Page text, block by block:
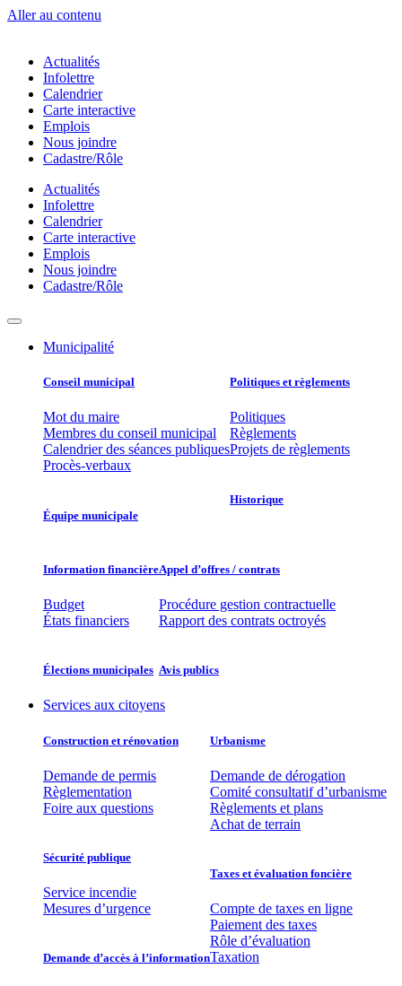
Aller au contenu
Actualités
Infolettre
Calendrier
Carte interactive
Emplois
Nous joindre
Cadastre/Rôle
Actualités
Infolettre
Calendrier
Carte interactive
Emplois
Nous joindre
Cadastre/Rôle
Municipalité
Conseil municipal​
Mot du maire
Membres du conseil municipal
Calendrier des séances publiques
Procès-verbaux
Équipe municipale​
Politiques et règlements​
Politiques
Règlements
Projets de règlements
Historique
Information financière​
Budget
États financiers
Élections municipales​​
Appel d’offres / contrats​
Procédure gestion contractuelle
Rapport des contrats octroyés
Avis publics
Services aux citoyens
Construction et rénovation
Demande de permis
Règlementation
Foire aux questions
Sécurité publique
Service incendie
Mesures d’urgence
Demande d’accès à l’information
Urbanisme
Demande de dérogation
Comité consultatif d’urbanisme
Règlements et plans
Achat de terrain
Taxes et évaluation foncière
Compte de taxes en ligne
Paiement des taxes
Rôle d’évaluation
Taxation